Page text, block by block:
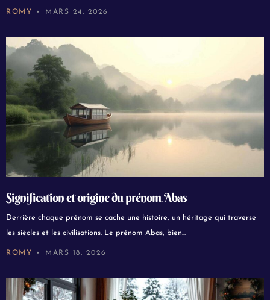
ROMY MARS 24, 2026
Signification et origine du prénom Abas
Derrière chaque prénom se cache une histoire, un héritage qui traverse
les siècles et les civilisations. Le prénom Abas, bien...
ROMY MARS 18, 2026